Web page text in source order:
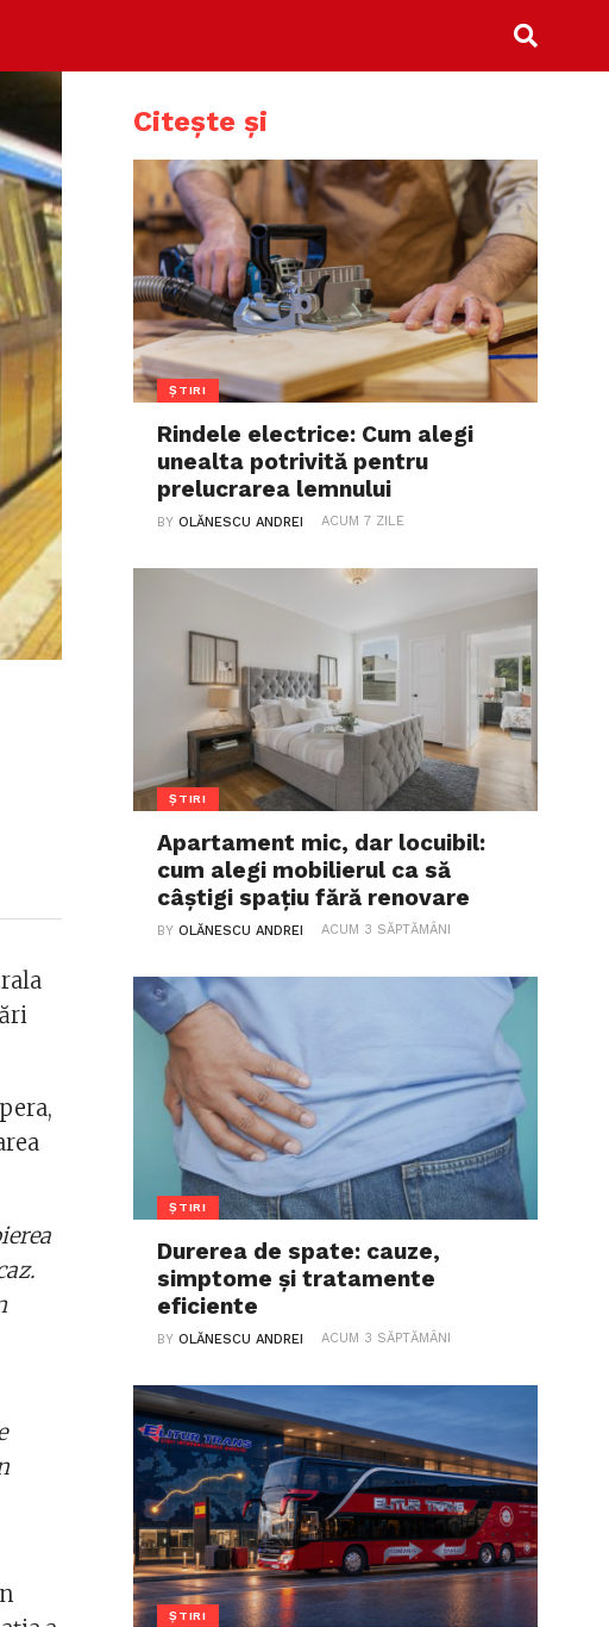
Citește și
ȘTIRI
Rindele electrice: Cum alegi
unealta potrivită pentru
prelucrarea lemnului
BYOLĂNESCU ANDREI ACUM 7 ZILE
ȘTIRI
Apartament mic, dar locuibil:
cum alegi mobilierul ca să
câștigi spațiu fără renovare
BYOLĂNESCU ANDREI ACUM 3 SĂPTĂMÂNI
ȘTIRI
Durerea de spate: cauze,
simptome și tratamente
eficiente
BYOLĂNESCU ANDREI ACUM 3 SĂPTĂMÂNI
ȘTIRI